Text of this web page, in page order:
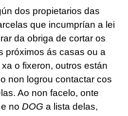
dos propietarios das
que incumprían a lei
da obriga de cortar os
próximos ás casas ou a
o fixeron, outros están
non logrou contactar cos
Ao non facelo, onte
e no DOG a lista delas,